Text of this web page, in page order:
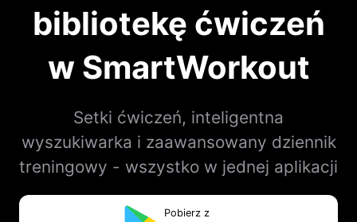
bibliotekę ćwiczeń
w SmartWorkout
Setki ćwiczeń, inteligentna
wyszukiwarka i zaawansowany dziennik
treningowy - wszystko w jednej aplikacji
Pobierz z